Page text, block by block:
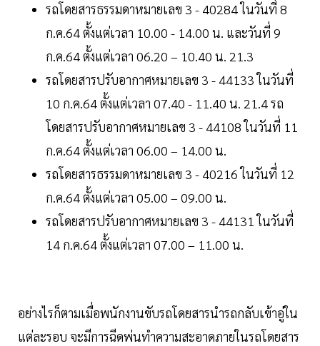
รถโดยสารธรรมดาหมายเลข 3 - 40284 ในวันที่ 8
ก.ค.64 ตั้งแต่เวลา 10.00 - 14.00 น. และวันที่ 9
ก.ค.64 ตั้งแต่เวลา 06.20 – 10.40 น. 21.3
รถโดยสารปรับอากาศหมายเลข 3 - 44133 ในวันที่
10 ก.ค.64 ตั้งแต่เวลา 07.40 - 11.40 น. 21.4 รถ
โดยสารปรับอากาศหมายเลข 3 - 44108 ในวันที่ 11
ก.ค.64 ตั้งแต่เวลา 06.00 – 14.00 น.
รถโดยสารธรรมดาหมายเลข 3 - 40216 ในวันที่ 12
ก.ค.64 ตั้งแต่เวลา 05.00 – 09.00 น.
รถโดยสารปรับอากาศหมายเลข 3 - 44131 ในวันที่
14 ก.ค.64 ตั้งแต่เวลา 07.00 – 11.00 น.
อย่างไรก็ตามเมื่อพนักงานขับรถโดยสารนำรถกลับเข้าอู่ใน
แต่ละรอบ จะมีการฉีดพ่นทำความสะอาดภายในรถโดยสาร